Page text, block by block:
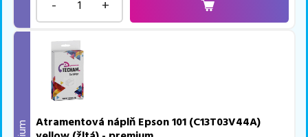
- +
Atramentová náplň Epson 101 (C13T03V44A)